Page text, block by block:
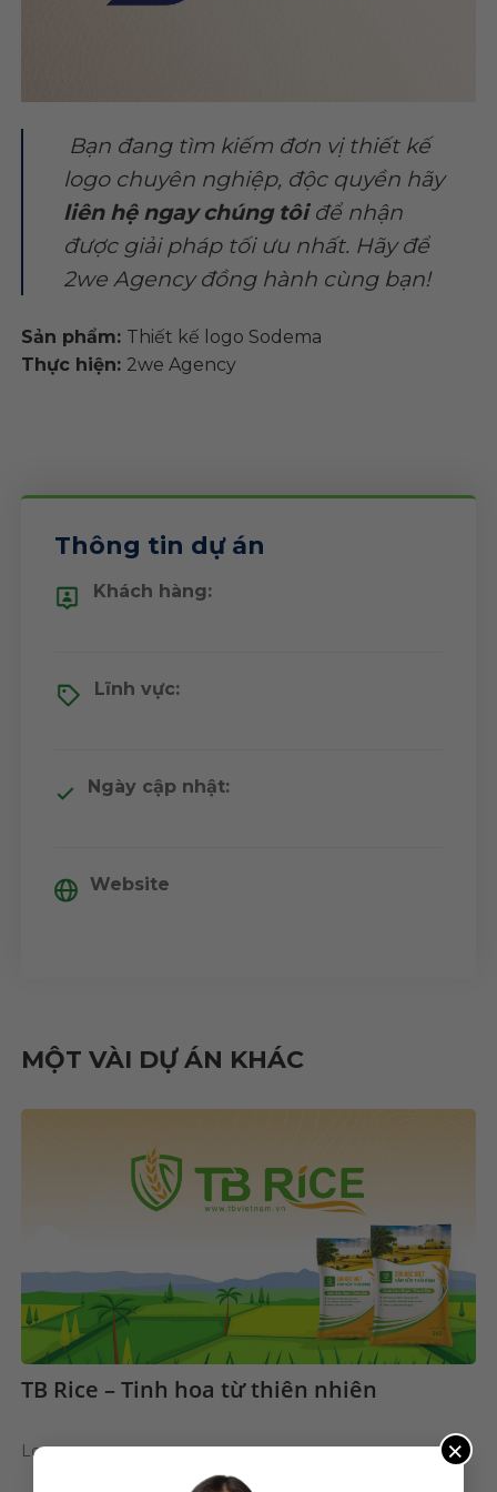
×
Bạn đang tìm kiếm đơn vị thiết kế
logo chuyên nghiệp, độc quyền hãy
liên hệ ngay chúng tôiđể nhận
được giải pháp tối ưu nhất. Hãy để
2we Agencyđồng hành cùng bạn!
Sản phẩm: Thiết kế logo Sodema
Thực hiện: 2we Agency
Thông tin dự án
Khách hàng:
Lĩnh vực:
Ngày cập nhật:
Website
MỘT VÀI DỰ ÁN KHÁC
TB Rice – Tinh hoa từ thiên nhiên
Logo